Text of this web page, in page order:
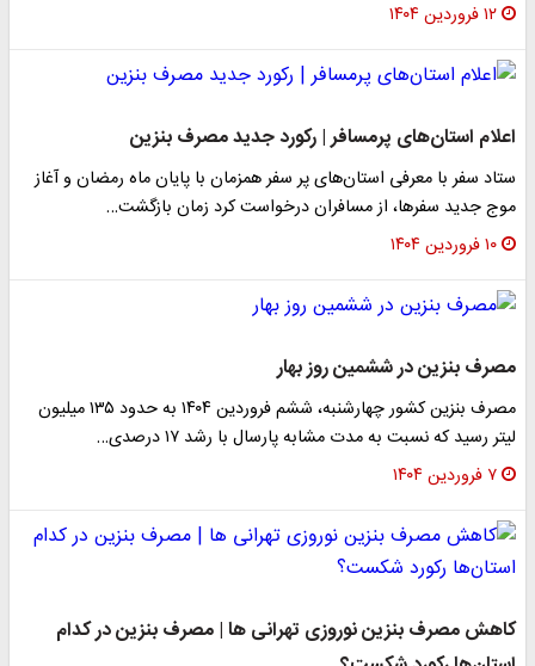
۱۲ فروردین ۱۴۰۴
اعلام استان‌های پرمسافر | رکورد جدید مصرف بنزین
ستاد سفر با معرفی استان‌های پر سفر همزمان با پایان ماه رمضان و آغاز
موج جدید سفرها، از مسافران درخواست کرد زمان بازگشت…
۱۰ فروردین ۱۴۰۴
مصرف بنزین در ششمین روز بهار
مصرف بنزین کشور چهارشنبه، ششم فروردین ۱۴۰۴ به حدود ۱۳۵ میلیون
لیتر رسید که نسبت به مدت مشابه پارسال با رشد ۱۷ درصدی…
۷ فروردین ۱۴۰۴
کاهش مصرف بنزین نوروزی تهرانی ها | مصرف بنزین در کدام